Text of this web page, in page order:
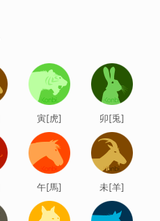
寅[虎] 卯[兎]
午[馬] 未[羊]